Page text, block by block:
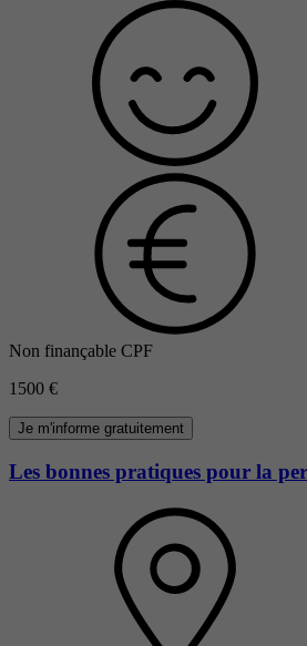
Non finançable CPF
1500 €
Je m'informe gratuitement
Les bonnes pratiques pour la